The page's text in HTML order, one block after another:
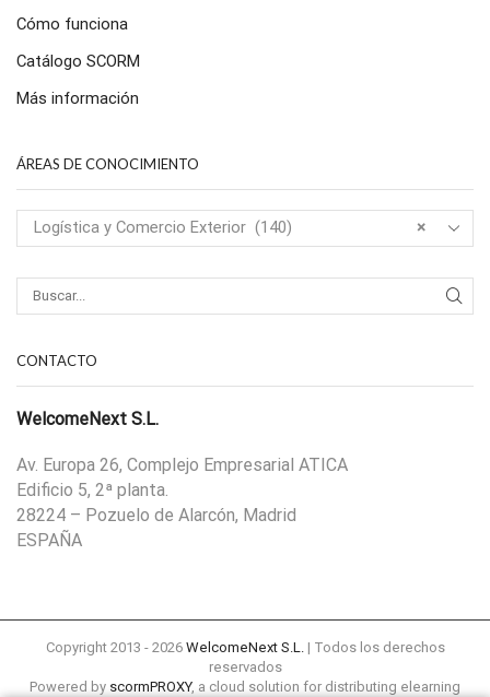
Cómo funciona
Catálogo SCORM
Más información
ÁREAS DE CONOCIMIENTO
×
Logística y Comercio Exterior (140)
CONTACTO
WelcomeNext S.L.
Av. Europa 26, Complejo Empresarial ATICA
Edificio 5, 2ª planta.
28224 – Pozuelo de Alarcón, Madrid
ESPAÑA
Copyright 2013 - 2026 WelcomeNext S.L.
| Todos los derechos
reservados
Powered by scormPROXY, a cloud solution for distributing elearning